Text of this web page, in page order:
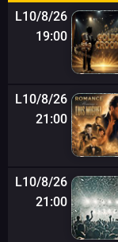
L10/8/26
19:00
L10/8/26
21:00
L10/8/26
21:00